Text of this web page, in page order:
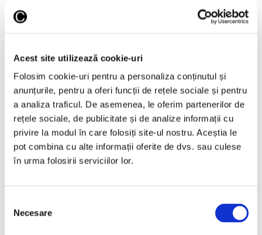
Acest site utilizează cookie-uri
Folosim cookie-uri pentru a personaliza conținutul și
anunțurile, pentru a oferi funcții de rețele sociale și pentru
a analiza traficul. De asemenea, le oferim partenerilor de
rețele sociale, de publicitate și de analize informații cu
privire la modul în care folosiți site-ul nostru. Aceștia le
pot combina cu alte informații oferite de dvs. sau culese
în urma folosirii serviciilor lor.
consimțământului
Necesare
Draw Like No One Is Watching!
sau Când desenezi doar pentru
tine
29 Octombrie 2024